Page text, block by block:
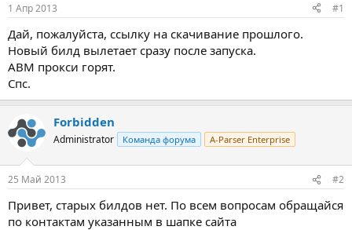
м
ы
а
л
1 Апр 2013 #1
Дай, пожалуйста, ссылку на скачивание прошлого.
Новый билд вылетает сразу после запуска.
АВМ прокси горят.
Спс.
Forbidden
Administrator Команда форума A-Parser Enterprise
25 Май 2013 #2
Привет, старых билдов нет. По всем вопросам обращайся
по контактам указанным в шапке сайта